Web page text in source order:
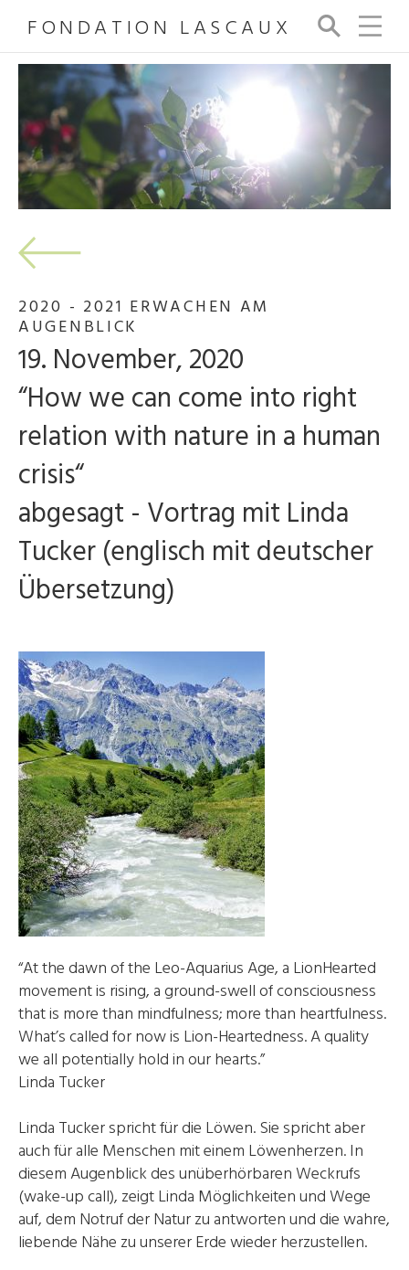
FONDATION LASCAUX
Su
ch
e
2020 - 2021 ERWACHEN AM
AUGENBLICK
19. November, 2020
“How we can come into right
relation with nature in a human
crisis“
abgesagt - Vortrag mit Linda
Tucker (englisch mit deutscher
Übersetzung)
“At the dawn of the Leo-Aquarius Age, a LionHearted
movement is rising, a ground-swell of consciousness
that is more than mindfulness; more than heartfulness.
What’s called for now is Lion-Heartedness. A quality
we all potentially hold in our hearts.”
Linda Tucker
Linda Tucker spricht für die Löwen. Sie spricht aber
auch für alle Menschen mit einem Löwenherzen. In
diesem Augenblick des unüberhörbaren Weckrufs
(wake-up call), zeigt Linda Möglichkeiten und Wege
auf, dem Notruf der Natur zu antworten und die wahre,
liebende Nähe zu unserer Erde wieder herzustellen.